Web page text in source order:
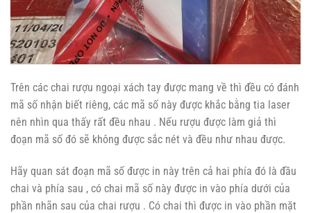
Trên các chai rượu ngoại xách tay được mang về thì đều có đánh
mã số nhận biết riêng, các mã số này được khắc bằng tia laser
nên nhìn qua thấy rất đều nhau . Nếu rượu được làm giả thì
đoạn mã số đó sẽ không được sắc nét và đều như nhau được.
Hãy quan sát đoạn mã số được in này trên cả hai phía đó là đầu
chai và phía sau , có chai mã số này được in vào phía dưới của
phần nhãn sau của chai rượu . Có chai thì được in vào phần mặt